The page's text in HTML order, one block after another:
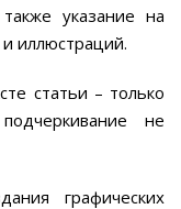
указание на
иллюстраций.
статьи – только
не
графических